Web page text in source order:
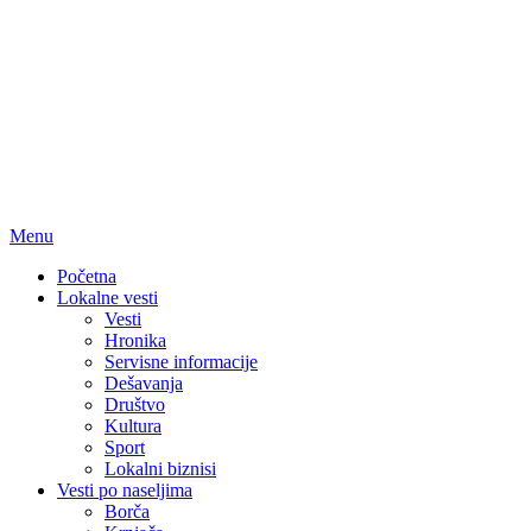
Menu
Početna
Lokalne vesti
Vesti
Hronika
Servisne informacije
Dešavanja
Društvo
Kultura
Sport
Lokalni biznisi
Vesti po naseljima
Borča